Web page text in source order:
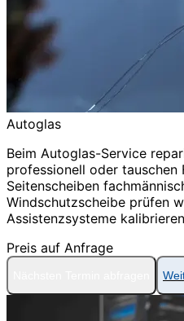
Autoglas
Beim Autoglas-Service
professionell oder tauschen
Seitenscheiben
Windschutzscheibe prüfen
Assistenzsysteme
Preis auf Anfrage